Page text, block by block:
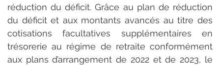
réduction du déficit. Grâce au plan de réduction
du déficit et aux montants avancés au titre des
cotisations facultatives supplémentaires en
trésorerie au régime de retraite conformément
aux plans d’arrangement de 2022 et de 2023, le